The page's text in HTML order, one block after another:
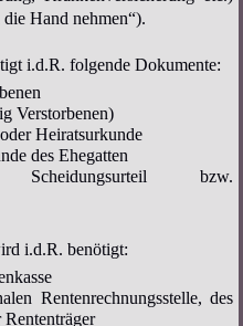
Hand nehmen“).
i.d.R. folgende Dokumente:
Verstorbenen)
Heiratsurkunde
des Ehegatten
bzw.
i.d.R. benötigt:
Rentenrechnungsstelle, des